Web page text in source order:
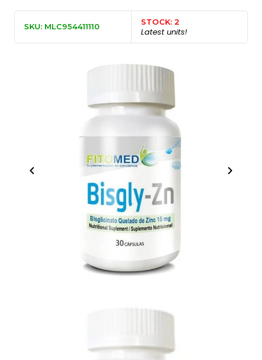
SKU: MLC954411110
STOCK: 2
Latest units!